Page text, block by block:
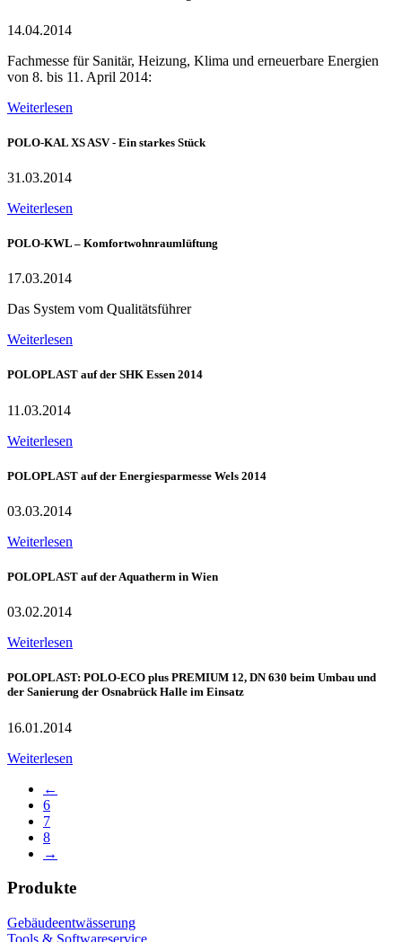
14.04.2014
Fachmesse für Sanitär, Heizung, Klima und erneuerbare Energien
von 8. bis 11. April 2014:
Weiterlesen
POLO-KAL XS ASV - Ein starkes Stück
31.03.2014
Weiterlesen
POLO-KWL – Komfortwohnraumlüftung
17.03.2014
Das System vom Qualitätsführer
Weiterlesen
POLOPLAST auf der SHK Essen 2014
11.03.2014
Weiterlesen
POLOPLAST auf der Energiesparmesse Wels 2014
03.03.2014
Weiterlesen
POLOPLAST auf der Aquatherm in Wien
03.02.2014
Weiterlesen
POLOPLAST: POLO-ECO plus PREMIUM 12, DN 630 beim Umbau und
der Sanierung der Osnabrück Halle im Einsatz
16.01.2014
Weiterlesen
←
6
7
8
→
Produkte
Gebäudeentwässerung
Tools & Softwareservice